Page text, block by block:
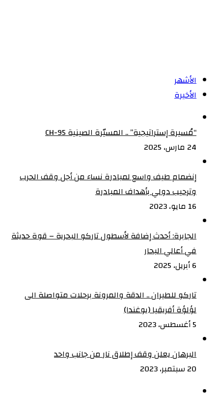
المخالفين
لقرار
الأشهر
الأخيرة
“مُسيرة إستراتيجية” .. المسيّرة الصينية CH-95
24 مارس، 2025
إنضمام طيف واسع لمبادرة نساء من أجل وقف الحرب
وترحيب دولي بأهداف المبادرة
16 مايو، 2023
الجابرة: أحدث إضافة لأسطول تاركو البحرية – قوة حديثة
في أعالي البحار
6 أبريل، 2025
تاركو للطيران .. الدقة والمرونة برحلات متواصلة الى
لؤلؤة أفريقيا (يوغندا)
5 أغسطس، 2023
البرهان يعلن وقف إطلاق نار من جانب واحد
20 سبتمبر، 2023